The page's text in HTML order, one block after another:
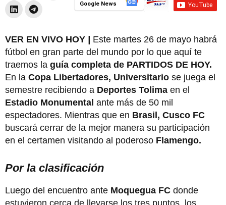
Google News
VER EN VIVO HOY | Este martes 26 de mayo habrá
fútbol en gran parte del mundo por lo que aquí te
traemos la guía completa de PARTIDOS DE HOY.
En la Copa Libertadores, Universitario se juega el
semestre recibiendo a Deportes Tolima en el
Estadio Monumental ante más de 50 mil
espectadores. Mientras que en Brasil, Cusco FC
buscará cerrar de la mejor manera su participación
en el certamen visitando al poderoso Flamengo.
Por la clasificación
Luego del encuentro ante Moquegua FC donde
estuvieron cerca de llevarse los tres puntos, los